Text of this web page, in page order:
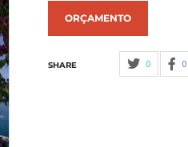
ORÇAMENTO
SHARE 0 0